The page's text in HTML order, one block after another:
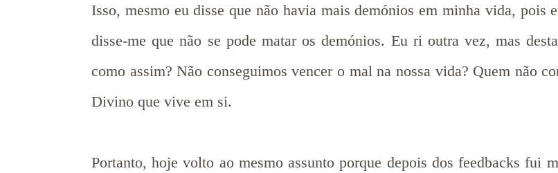
Isso, mesmo eu disse que não havia mais demónios em minha vida, pois
disse-me que não se pode matar os demónios. Eu ri outra vez, mas
como assim? Não conseguimos vencer o mal na nossa vida? Quem não
Divino que vive em si.
Portanto, hoje volto ao mesmo assunto porque depois dos feedbacks fui